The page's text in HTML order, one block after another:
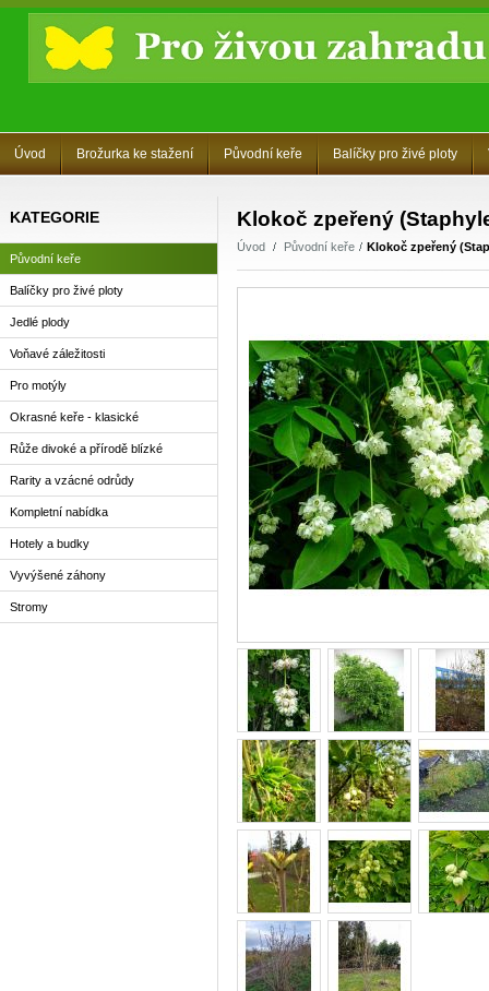
Úvod Brožurka ke stažení Původní keře Balíčky pro živé ploty
KATEGORIE
Původní keře
Balíčky pro živé ploty
Jedlé plody
Voňavé záležitosti
Pro motýly
Okrasné keře - klasické
Růže divoké a přírodě blízké
Rarity a vzácné odrůdy
Kompletní nabídka
Hotely a budky
Vyvýšené záhony
Stromy
Klokoč zpeřený
Úvod Původní keře Klokoč zpeřený